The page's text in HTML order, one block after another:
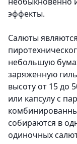
эффекты.
Салюты
небольшую
заряженную
высоту от 15 до
или капсулу с
собираются в
одиночных